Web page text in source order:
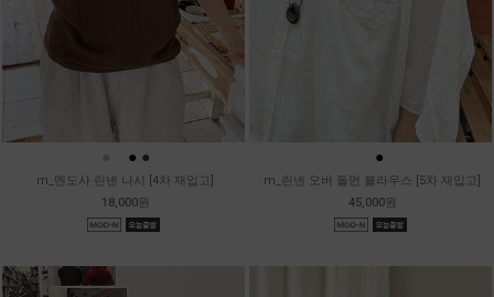
● ● ●
m_멘도사 린넨 나시 [4차 재입고]
18,000원
●
m_린넨 오버 돌먼 블라우스 [5차 재입고]
45,000원